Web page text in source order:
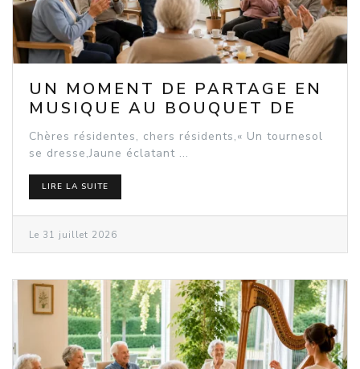
UN MOMENT DE PARTAGE EN
MUSIQUE AU BOUQUET DE
SEEBACH
Chères résidentes, chers résidents,« Un tournesol
se dresse,Jaune éclatant ...
LIRE LA SUITE
Le 31 juillet 2026